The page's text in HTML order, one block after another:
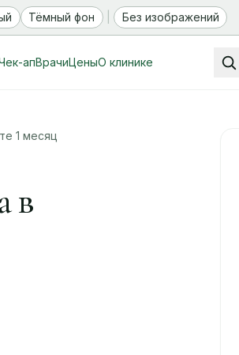
Тёмный фон Без изображений
апВрачиЦеныО клинике
1 месяц
в